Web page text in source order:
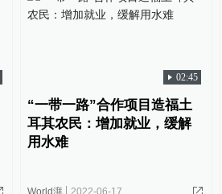
02:45
“一带一路”合作项目造福土
耳其农民：增加就业，缓解
用水难
World湃 2022-06-17